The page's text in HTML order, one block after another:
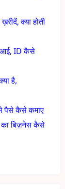
क्या होती
ID कैसे
है,
पैसे कैसे कमाए
बिज़नेस कैसे